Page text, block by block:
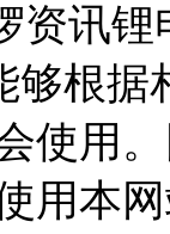
资讯锂
够根据
使用
用本